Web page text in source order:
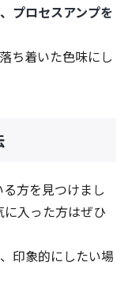
プロセスアンプを
ち着いた色味にし
方を見つけまし
入った方はぜひ
印象的にしたい場